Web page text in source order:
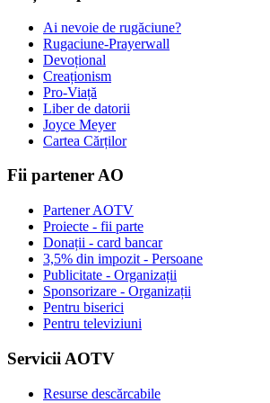
Ai nevoie de rugăciune?
Rugaciune-Prayerwall
Devoțional
Creaționism
Pro-Viață
Liber de datorii
Joyce Meyer
Cartea Cărților
Fii partener AO
Partener AOTV
Proiecte - fii parte
Donații - card bancar
3,5% din impozit - Persoane
Publicitate - Organizații
Sponsorizare - Organizații
Pentru biserici
Pentru televiziuni
Servicii AOTV
Resurse descărcabile